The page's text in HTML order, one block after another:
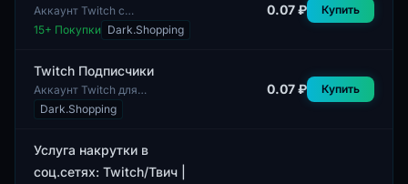
Аккаунт Twitch с
подписчиками предоставляет
возможность увеличить
контента. Подписчики на
Twitc...
15+ Покупки Dark.Shopping
0.07 ₽ Купить
Twitch Подписчики
Аккаунт Twitch для
подписчиков предназначен для
пользователей, желающих
подписчиков на своем канале...
Dark.Shopping
0.07 ₽ Купить
Услуга накрутки в
соц.сетях: Twitch/Твич |